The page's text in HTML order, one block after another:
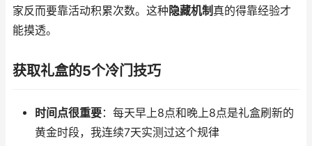
家反而要靠活动积累次数。这种 隐藏机制 真的得靠经验才
能摸透。
获取礼盒的5个冷门技巧
时间点很重要：每天早上8点和晚上8点是礼盒刷新的
黄金时段，我连续7天实测过这个规律